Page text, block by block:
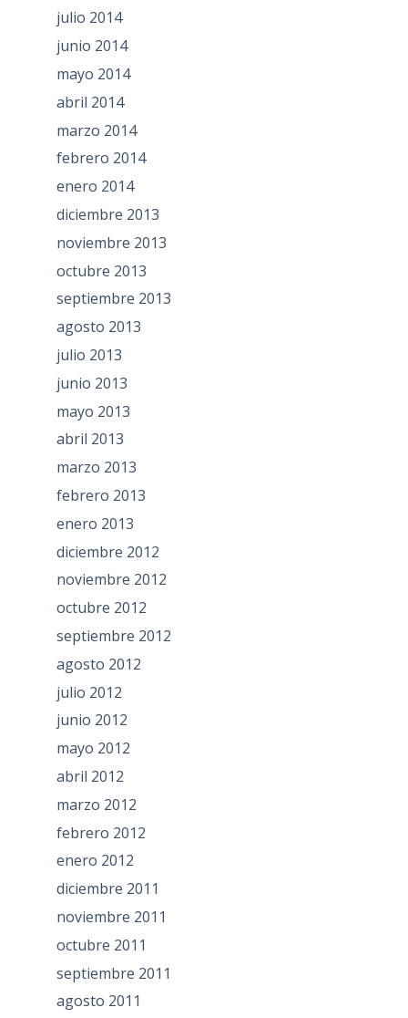
julio 2014
junio 2014
mayo 2014
abril 2014
marzo 2014
febrero 2014
enero 2014
diciembre 2013
noviembre 2013
octubre 2013
septiembre 2013
agosto 2013
julio 2013
junio 2013
mayo 2013
abril 2013
marzo 2013
febrero 2013
enero 2013
diciembre 2012
noviembre 2012
octubre 2012
septiembre 2012
agosto 2012
julio 2012
junio 2012
mayo 2012
abril 2012
marzo 2012
febrero 2012
enero 2012
diciembre 2011
noviembre 2011
octubre 2011
septiembre 2011
agosto 2011